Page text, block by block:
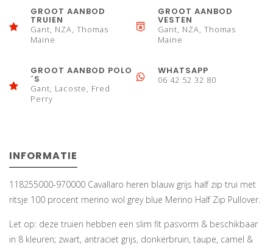
GROOT AANBOD
TRUIEN
Gant, NZA, Thomas
Maine
GROOT AANBOD
VESTEN
Gant, NZA, Thomas
Maine
GROOT AANBOD POLO
´S
Gant, Lacoste, Fred
Perry
WHATSAPP
06 42 52 32 80
INFORMATIE
118255000-970000 Cavallaro heren blauw grijs half zip trui met
ritsje 100 procent merino wol grey blue Merino Half Zip Pullover.
Let op: deze truien hebben een slim fit pasvorm & beschikbaar
in 8 kleuren; zwart, antraciet grijs, donkerbruin, taupe, camel &